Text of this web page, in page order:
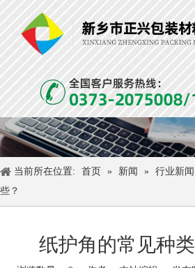
当前所在位置: 首页 » 新闻 » 行业新闻
些？
纸护角的常见种